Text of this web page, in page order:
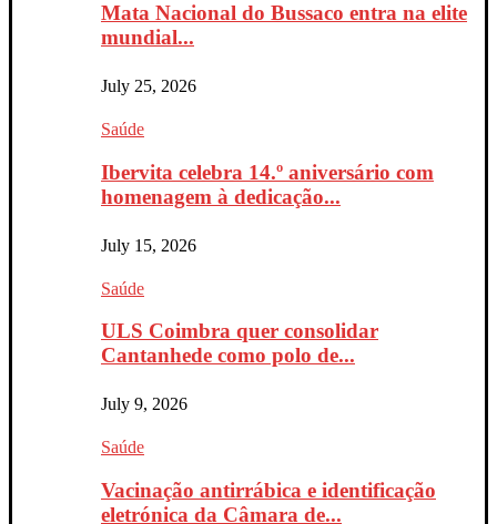
Mata Nacional do Bussaco entra na elite
mundial...
July 25, 2026
Saúde
Ibervita celebra 14.º aniversário com
homenagem à dedicação...
July 15, 2026
Saúde
ULS Coimbra quer consolidar
Cantanhede como polo de...
July 9, 2026
Saúde
Vacinação antirrábica e identificação
eletrónica da Câmara de...